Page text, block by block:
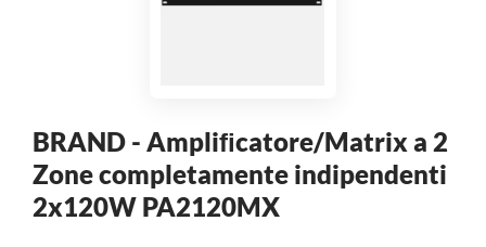
BRAND - Ampliﬁcatore/Matrix a 2
Zone completamente indipendenti
2x120W PA2120MX